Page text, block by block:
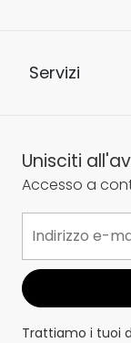
Servizi
Unisciti
Accesso a
Trattiamo i tuoi